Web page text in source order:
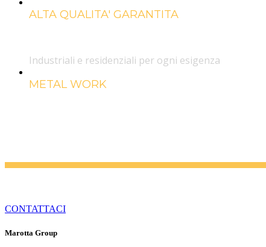
ALTA QUALITA' GARANTITA
Industriali e residenziali per ogni esigenza
METAL WORK
CONTATTACI
Marotta Group